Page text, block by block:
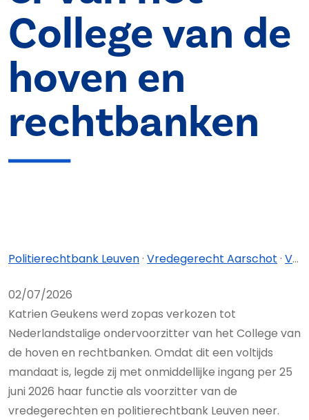
College van de
hoven en
rechtbanken
Politierechtbank Leuven· Vredegerecht Aarschot · Vredegerecht Diest
02/07/2026
Katrien Geukens werd zopas verkozen tot
Nederlandstalige ondervoorzitter van het College van
de hoven en rechtbanken. Omdat dit een voltijds
mandaat is, legde zij met onmiddellijke ingang per 25
juni 2026 haar functie als voorzitter van de
vredegerechten en politierechtbank Leuven neer.